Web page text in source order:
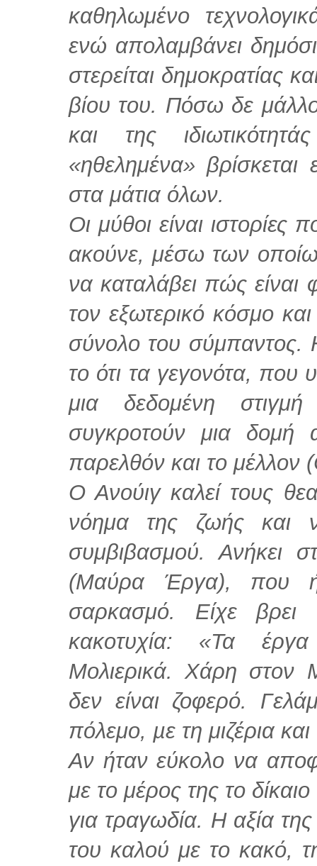
καθηλωμένο
ενώ απολαμβάνει
στερείται δημοκρατίας
βίου του. Πόσω δε
και της
«ηθελημένα» βρίσκεται
στα μάτια όλων.
Οι μύθοι είναι ιστορίες
ακούνε, μέσω των
να καταλάβει πώς είναι
τον εξωτερικό κόσμο
σύνολο του σύμπαντος.
το ότι τα γεγονότα, που
μια δεδομένη
συγκροτούν μια δομή
παρελθόν και το
Ο Ανούιγ καλεί τους
νόημα της ζωής και
συμβιβασμού. Ανήκει
(Μαύρα Έργα), που
σαρκασμό. Είχε
κακοτυχία: «Τα
Μολιερικά. Χάρη στον
δεν είναι ζοφερό.
πόλεμο, µε τη μιζέρια
Αν ήταν εύκολο να
με το μέρος της το
για τραγωδία. Η αξία
του καλού με το κακό,